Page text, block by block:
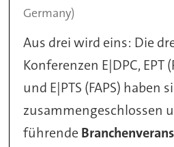
Germany)
Aus drei wird eins: Die
Konferenzen E|DPC, EPT
und E|PTS (FAPS) haben
zusammengeschlossen
führende